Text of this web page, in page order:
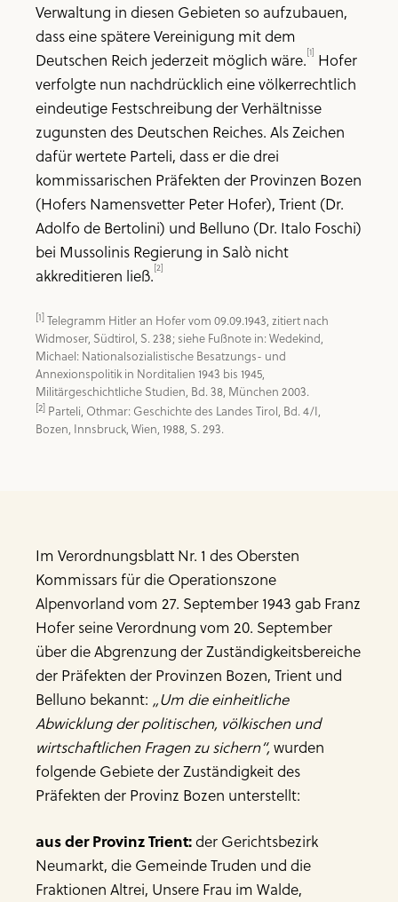
Verwaltung in diesen Gebieten so aufzubauen,
dass eine spätere Vereinigung mit dem
Deutschen Reich jederzeit möglich wäre.[1] Hofer
verfolgte nun nachdrücklich eine völkerrechtlich
eindeutige Festschreibung der Verhältnisse
zugunsten des Deutschen Reiches. Als Zeichen
dafür wertete Parteli, dass er die drei
kommissarischen Präfekten der Provinzen Bozen
(Hofers Namensvetter Peter Hofer), Trient (Dr.
Adolfo de Bertolini) und Belluno (Dr. Italo Foschi)
bei Mussolinis Regierung in Salò nicht
akkreditieren ließ.[2]
[1] Telegramm Hitler an Hofer vom 09.09.1943, zitiert nach
Widmoser, Südtirol, S. 238; siehe Fußnote in: Wedekind,
Michael: Nationalsozialistische Besatzungs- und
Annexionspolitik in Norditalien 1943 bis 1945,
[2] Parteli, Othmar: Geschichte des Landes Tirol, Bd. 4/I,
Bozen, Innsbruck, Wien, 1988, S. 293.
Im Verordnungsblatt Nr. 1 des Obersten
Kommissars für die Operationszone
Alpenvorland vom 27. September 1943 gab Franz
Hofer seine Verordnung vom 20. September
über die Abgrenzung der Zuständigkeitsbereiche
der Präfekten der Provinzen Bozen, Trient und
Belluno bekannt: „Um die einheitliche
Abwicklung der politischen, völkischen und
wirtschaftlichen Fragen zu sichern“, wurden
folgende Gebiete der Zuständigkeit des
Präfekten der Provinz Bozen unterstellt:
aus der Provinz Trient:der Gerichtsbezirk
Neumarkt, die Gemeinde Truden und die
Fraktionen Altrei, Unsere Frau im Walde,